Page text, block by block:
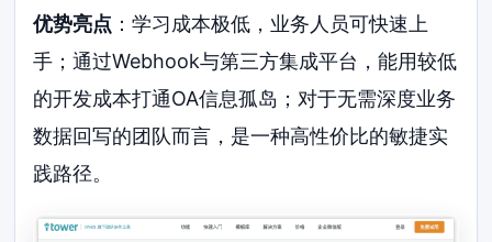
优势亮点 ：学习成本极低，业务人员可快速上
手；通过Webhook与第三方集成平台，能用较低
的开发成本打通OA信息孤岛；对于无需深度业务
数据回写的团队而言，是一种高性价比的敏捷实
践路径。